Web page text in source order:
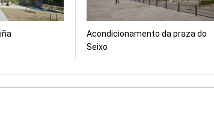
Acondicionamento da praza do
Seixo